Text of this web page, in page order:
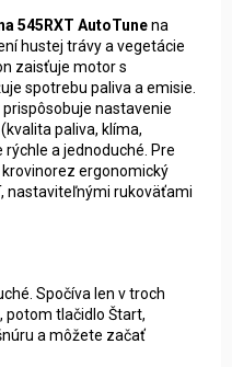
545RXT AutoTunena
hustej trávy a vegetácie
zaisťuje motor s
spotrebu paliva a emisie.
nastavenie
paliva, klíma,
a jednoduché. Pre
ergonomický
nastaviteľnými rukoväťami
Spočíva len v troch
potom tlačidlo Štart,
a môžete začať